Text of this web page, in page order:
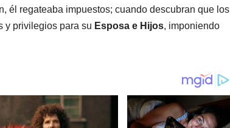
él regateaba impuestos; cuando descubran que los
y privilegios para su Esposa e Hijos, imponiendo